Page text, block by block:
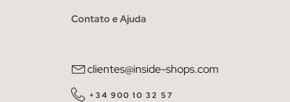
Contato e Ajuda
clientes@inside-shops.com
+34 900 10 32 57